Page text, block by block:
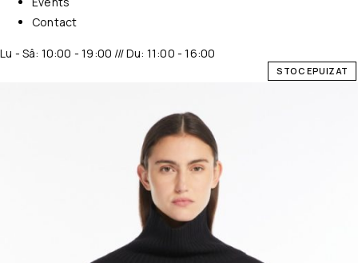
Contact
Lu - Sâ: 10:00 - 19:00 /// Du: 11:00 - 16:00
STOC EPUIZAT